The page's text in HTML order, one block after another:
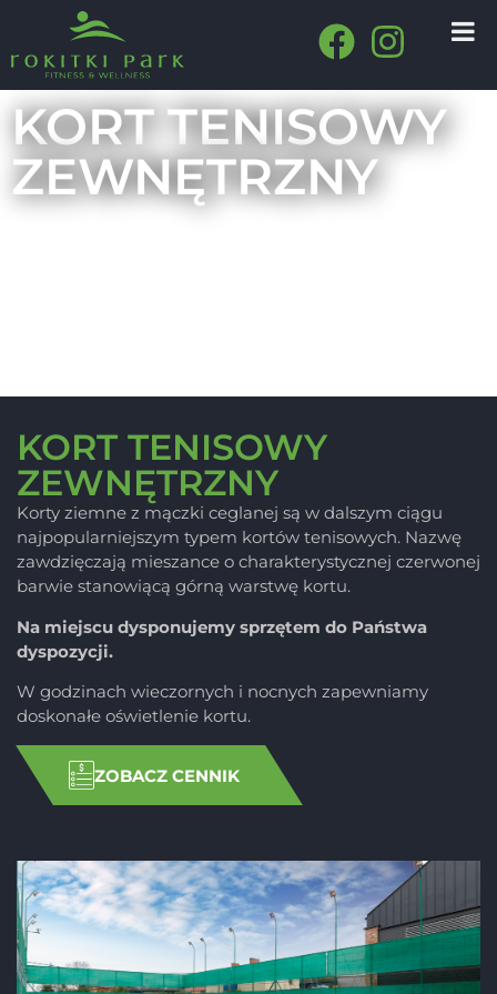
KORT TENISOWY
ZEWNĘTRZNY
KORT TENISOWY
ZEWNĘTRZNY
Korty ziemne z mączki ceglanej są w dalszym ciągu
najpopularniejszym typem kortów tenisowych. Nazwę
zawdzięczają mieszance o charakterystycznej czerwonej
barwie stanowiącą górną warstwę kortu.
Na miejscu dysponujemy sprzętem do Państwa
dyspozycji.
W godzinach wieczornych i nocnych zapewniamy
doskonałe oświetlenie kortu.
ZOBACZ CENNIK